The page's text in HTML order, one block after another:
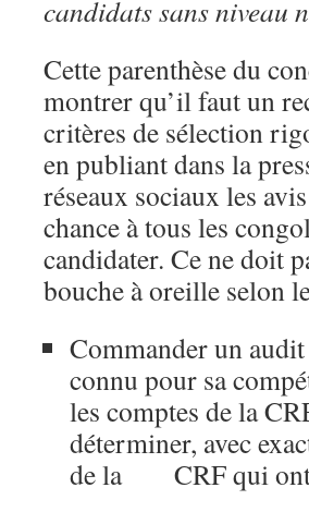
candidats sans niveau
Cette parenthèse du
montrer qu’il faut un
critères de sélection
en publiant dans la
réseaux sociaux les
chance à tous les
candidater. Ce ne doit
bouche à oreille selon
Commander un
connu pour sa
les comptes de la
déterminer, avec
de la CRF qui ont